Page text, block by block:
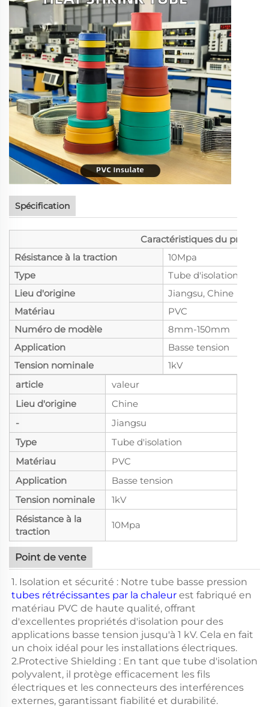
Spécification
Caractéristiques du produit
Résistance à la traction
10Mpa
Type
Tube d'isolation
Lieu d'origine
Jiangsu, Chine
Matériau
PVC
Numéro de modèle
8mm-150mm
Application
Basse tension
Tension nominale
1kV
article
valeur
Lieu d'origine
Chine
-
Jiangsu
Type
Tube d'isolation
Matériau
PVC
Application
Basse tension
Tension nominale
1kV
Résistance à la
traction
10Mpa
Point de vente
1. Isolation et sécurité : Notre tube basse pression
tubes rétrécissantes par la chaleur est fabriqué en
matériau PVC de haute qualité, offrant
d'excellentes propriétés d'isolation pour des
applications basse tension jusqu'à 1 kV. Cela en fait
un choix idéal pour les installations électriques.
2.Protective Shielding : En tant que tube d'isolation
polyvalent, il protège efficacement les fils
électriques et les connecteurs des interférences
externes, garantissant fiabilité et durabilité.